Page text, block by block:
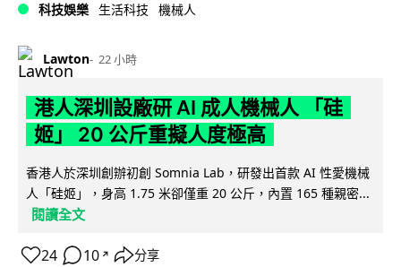
科技娛樂 生活科技 機械人
Lawton 22 小時
港人深圳設廠研 AI 成人機械人 「硅
姬」 20 公斤重擬人度極高
香港人於深圳創辦初創 Somnia Lab，研發出首款 AI 性愛機械
人「硅姬」，身高 1.75 米卻僅重 20 公斤，內置 165 種親密...
閱讀全文
24 10 ↗ 分享